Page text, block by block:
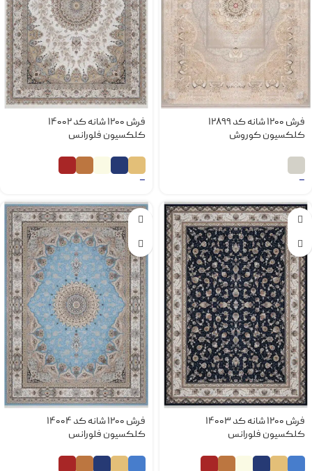
فرش 1200 شانه کد 12899
کلکسیون کوروش
–
فرش 1200 شانه کد 14002
کلکسیون فلورانس
–
فرش 1200 شانه کد 14003
کلکسیون فلورانس
فرش 1200 شانه کد 14004
کلکسیون فلورانس